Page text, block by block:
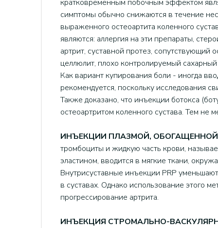
кратковременным побочным эффектом
симптомы обычно снижаются в течение
выраженного остеоартита коленного
являются: аллергия на эти препараты,
артрит, суставной протез, сопутствующий
целлюлит, плохо контролируемый
Как вариант купирования боли - иногда
рекомендуется, поскольку исследования
Также доказано, что инъекции ботокса
остеоартритом коленного сустава. Тем
ИНЪЕКЦИИ ПЛАЗМОЙ,
тромбоциты и жидкую часть крови,
эластином, вводится в мягкие ткани,
Внутрисуставные инъекции PRP
в суставах. Однако использование этого
прогрессирование артрита.
ИНЪЕКЦИЯ СТРОМАЛЬНО-